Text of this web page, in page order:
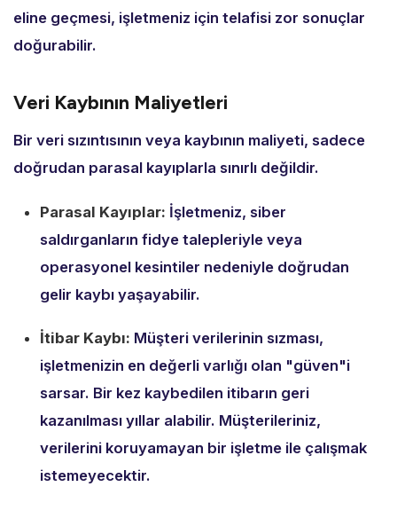
eline geçmesi, işletmeniz için telafisi zor sonuçlar
doğurabilir.
Veri Kaybının Maliyetleri
Bir veri sızıntısının veya kaybının maliyeti, sadece
doğrudan parasal kayıplarla sınırlı değildir.
Parasal Kayıplar: İşletmeniz, siber
saldırganların fidye talepleriyle veya
operasyonel kesintiler nedeniyle doğrudan
gelir kaybı yaşayabilir.
İtibar Kaybı: Müşteri verilerinin sızması,
işletmenizin en değerli varlığı olan "güven"i
sarsar. Bir kez kaybedilen itibarın geri
kazanılması yıllar alabilir. Müşterileriniz,
verilerini koruyamayan bir işletme ile çalışmak
istemeyecektir.